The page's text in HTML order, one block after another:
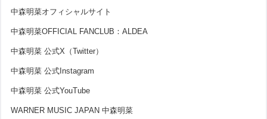
中森明菜オフィシャルサイト
中森明菜OFFICIAL FANCLUB：ALDEA
中森明菜 公式X（Twitter）
中森明菜 公式Instagram
中森明菜 公式YouTube
WARNER MUSIC JAPAN 中森明菜